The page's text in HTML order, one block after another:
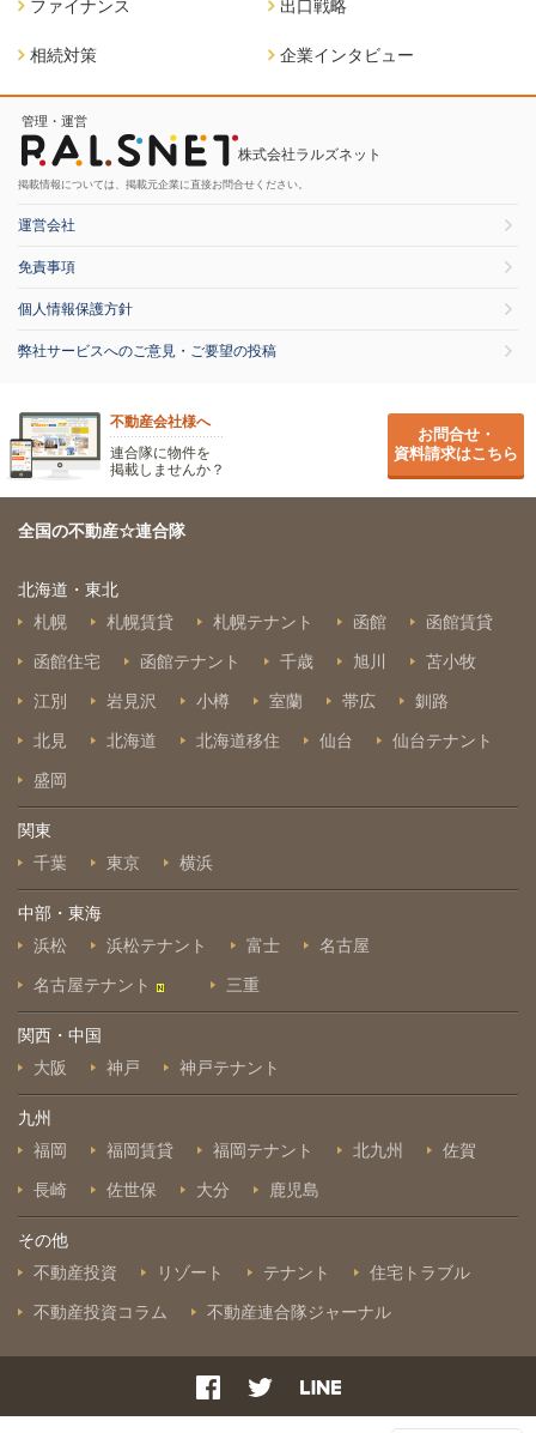
ファイナンス 出口戦略
相続対策 企業インタビュー
管理・運営
株式会社ラルズネット
掲載情報については、掲載元企業に直接お問合せください。
運営会社
免責事項
個人情報保護方針
弊社サービスへのご意見・ご要望の投稿
不動産会社様へ
連合隊に物件を
掲載しませんか？
お問合せ・
資料請求はこちら
全国の不動産☆連合隊
北海道・東北
札幌
札幌賃貸 札幌テナント 函館 函館賃貸
函館住宅 函館テナント 千歳 旭川 苫小牧
江別 岩見沢 小樽 室蘭 帯広 釧路
北見 北海道 北海道移住 仙台 仙台テナント
盛岡
関東
千葉
東京 横浜
中部・東海
浜松
浜松テナント 富士 名古屋
名古屋テナント 三重
関西・中国
大阪
神戸 神戸テナント
九州
福岡
福岡賃貸 福岡テナント 北九州 佐賀
長崎 佐世保 大分 鹿児島
その他
不動産投資
リゾート テナント 住宅トラブル
不動産投資コラム 不動産連合隊ジャーナル